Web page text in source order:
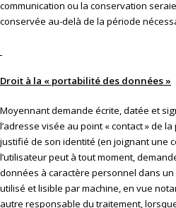
communication ou la conservation
conservée au-delà de la période
Droit à la « portabilité des données »
Moyennant demande écrite, datée et
l’adresse visée au point « contact » de
justifié de son identité (en joignant une
l’utilisateur peut à tout moment,
données à caractère personnel dans
utilisé et lisible par machine, en vue
autre responsable du traitement,